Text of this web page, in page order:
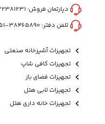
دپارتمان فروش:
تلفن دفتر: 38465890-051
تجهیزات آشپزخانه صنعتی
تجهیزات کافی شاپ
تجهیزات فضای باز
تجهیزات لابی هتل
تجهیزات خانه داری هتل